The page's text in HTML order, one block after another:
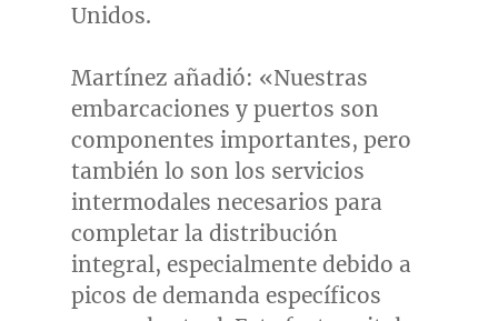
Unidos.
Martínez añadió: «Nuestras
embarcaciones y puertos son
componentes importantes, pero
también lo son los servicios
intermodales necesarios para
completar la distribución
integral, especialmente debido a
picos de demanda específicos